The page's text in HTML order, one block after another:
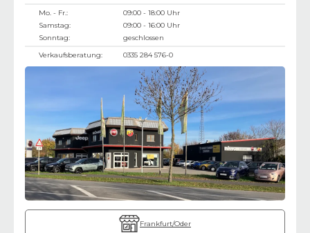
Mo. - Fr.:
09:00 - 18:00 Uhr
Samstag:
09:00 - 16:00 Uhr
Sonntag:
geschlossen
Verkaufsberatung:
0335 284 576-0
Frankfurt/Oder